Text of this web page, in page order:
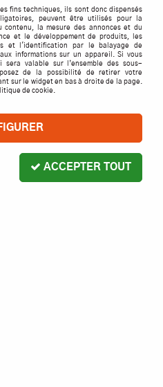
AIR >AVIONS
fins techniques, ils sont donc dispensés
peuvent être utilisés pour la
contenu, la mesure des annonces et du
et le développement de produits, les
et l'identification par le balayage de
informations sur un appareil. Si vous
sera valable sur l’ensemble des sous-
de la possibilité de retirer votre
sur le widget en bas à droite de la page.
de cookie.
ACCEPTER TOUT